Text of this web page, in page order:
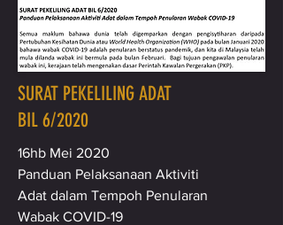
SURAT PEKELILING ADAT
BIL 6/2020
16hb Mei 2020
Panduan Pelaksanaan Aktiviti
Adat dalam Tempoh Penularan
Wabak COVID-19